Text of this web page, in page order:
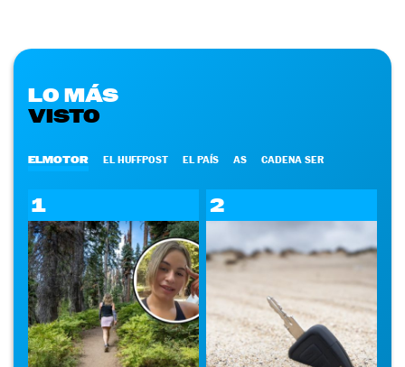
LO MÁS
VISTO
ELMOTOR EL HUFFPOST EL PAÍS AS CADENA SER
1 2